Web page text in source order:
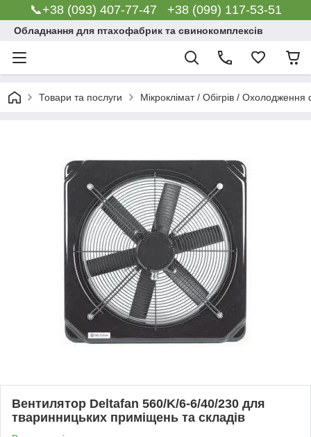
📞+38 (093) 407-77-47 +38 (099) 117-53-51
Обладнання для птахофабрик та свинокомплексів
Товари та послуги Мікроклімат / Обігрів /
Вентилятор Deltafan 560/K/6-6/40/230 для
тваринницьких приміщень та складів